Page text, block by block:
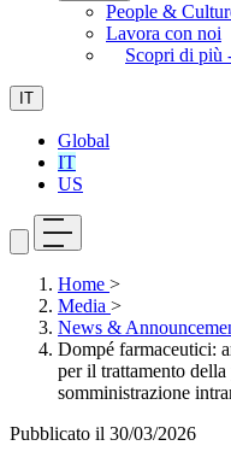
People &
Lavora con noi
Scopri di più
IT
Global
IT
US
Home >
Media >
News &
Dompé farmaceutici:
per il trattamento della
somministrazione
Pubblicato il 30/03/2026